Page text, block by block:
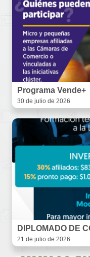
Programa Vende+
30 de julio de 2026
DIPLOMADO DE
21 de julio de 2026